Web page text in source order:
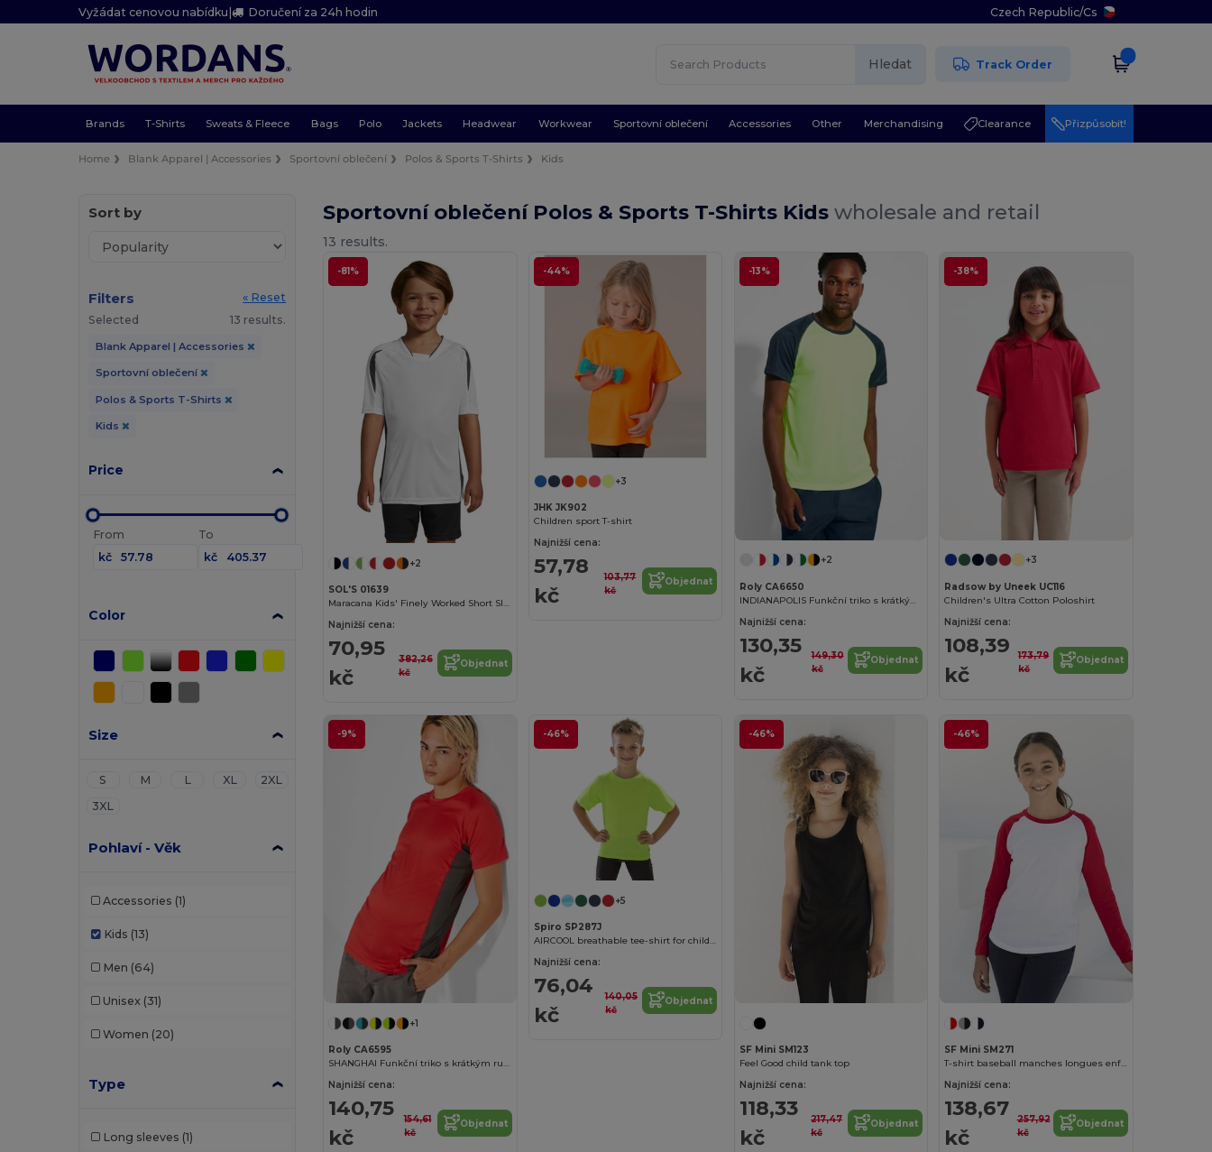
Vyžádat cenovou nabídku| Doručení za 24h hodin Czech Republic/Cs
Hledat Track Order
Brands T-Shirts Sweats & Fleece Bags Polo Jackets Headwear Workwear Sportovní oblečení Accessories Other Merchandising Clearance Přizpůsobit!
Home Blank Apparel | Accessories Sportovní oblečení Polos & Sports T-Shirts Kids
Sort by
Filters
« Reset
Selected
13 results.
Blank Apparel | Accessories
Sportovní oblečení
Polos & Sports T-Shirts
Kids
Price
From
kč
To
kč
Color
Size
S M L XL
2XL
3XL
Pohlaví - Věk
Accessories (1)
Kids (13)
Men (64)
Unisex (31)
Women (20)
Type
Long sleeves (1)
Sportovní oblečení Polos & Sports T-Shirts Kidswholesale and retail
13 results.
-81%
+2
SOL'S 01639
Maracana Kids' Finely Worked Short Sleeve Shirt
Najnižší cena:
70,95
kč
382,26
kč
Objednat
-44%
+3
JHK JK902
Children sport T-shirt
Najnižší cena:
57,78
kč
103,77
kč
Objednat
-13%
+2
Roly CA6650
INDIANAPOLIS Funkční triko s krátkým raglánovým rukávem
Najnižší cena:
130,35
kč
149,30
kč
Objednat
-38%
+3
Radsow by Uneek UC116
Children's Ultra Cotton Poloshirt
Najnižší cena:
108,39
kč
173,79
kč
Objednat
-9%
+1
Roly CA6595
SHANGHAI Funkční triko s krátkým rukávem
Najnižší cena:
140,75
kč
154,61
kč
Objednat
-46%
+5
Spiro SP287J
AIRCOOL breathable tee-shirt for children
Najnižší cena:
76,04
kč
140,05
kč
Objednat
-46%
SF Mini SM123
Feel Good child tank top
Najnižší cena:
118,33
kč
217,47
kč
Objednat
-46%
SF Mini SM271
T-shirt baseball manches longues enfant
Najnižší cena:
138,67
kč
257,92
kč
Objednat